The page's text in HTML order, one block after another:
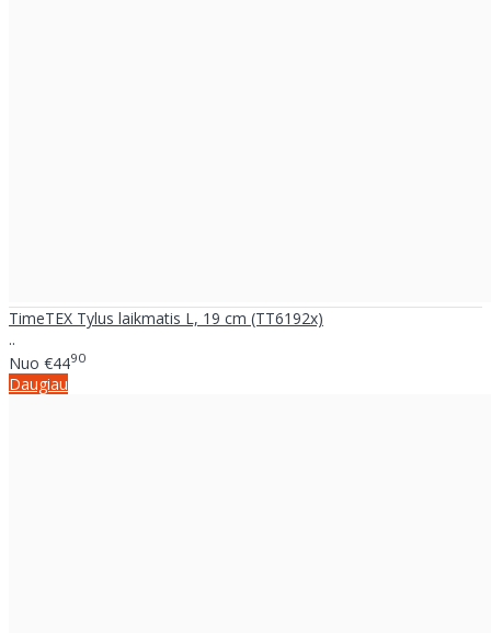
TimeTEX Tylus laikmatis L, 19 cm (TT6192x)
..
Nuo €4490
Daugiau